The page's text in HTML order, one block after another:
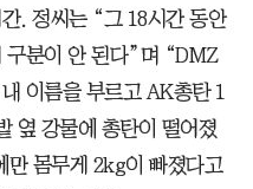
. 정씨는 “그 18시간 동안
구분이 안 된다”며 “DMZ
이름을 부르고 AK총탄 1
옆 강물에 총탄이 떨어졌
몸무게 2kg이 빠졌다고